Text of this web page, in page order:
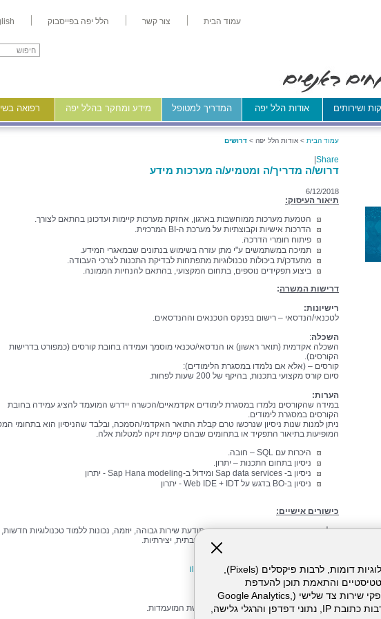
אתר זה עושה שימוש בקבצי עוגיות (Cookies) ובטכנולוגיות דומות, לרבות פיקסלים (Pixels),
והתאמת תוכן להעדפת
המשתמש. חלק מהעוגיות והפיקסלים מופעלים ע"י ספקי שירות צד שלישי (Google Analytics,
Meta Pixel וכו'), שעשויים לעבד מידע שאינו מזהה לרבות כתובת IP, נתוני דפדפן והרגלי גלישה,
עמוד הבית צור קשר הלל יפה בפייסבוק
ושירותים אודות הלל יפה המדריך למטופל מידע ומחקר בהלל יפה רפואה
עמוד הבית > אודות הלל יפה > דרושים
Share
דרוש/ה מדריך/ה ומטמיע/ה מערכות מידע
6/12/2018
תיאור העיסוק:
הטמעת מערכות ממוחשבות בארגון, אחזקת מערכות קיימות ועדכונן בהתאם לצורך.
הדרכות אישיות וקבוצתיות על מערכת ה-BI המרכזית.
פיתוח חומרי הדרכה.
תמיכה במשתמשים ע"י מתן עזרה בשימוש בנתונים שבמאגרי המידע.
מתעדכן/ת ביכולות טכנולוגיות מתפתחות לבדיקת התכנות לצרכי העבודה.
ביצוע תפקידים נוספים, בתחום המקצועי, בהתאם להנחיות הממונה.
דרישות המשרה:
רישיונות:
לטכנאי/הנדסאי – רישום בפנקס הטכנאים וההנדסאים.
השכלה:
השכלה אקדמית (תואר ראשון) או הנדסאי/טכנאי מוסמך ועמידה בחובת קורסים (כמפורט בדרישות
הקורסים).
קורסים – (אלא אם נלמדו במסגרת הלימודים):
סיום קורס מקצועי בתכנות, בהיקף של 200 שעות לפחות.
הערות:
במידה שהקורסים נלמדו במסגרת לימודים אקדמאיים/הכשרה יידרש המועמד להציג עמידה בחובת
הקורסים במסגרת לימודים.
ניתן למנות שנות ניסיון שנרכשו טרם קבלת התואר האקדמי/הסמכה, ובלבד שהניסיון הוא בתחומי
המופיעות בתיאור התפקיד או בתחומים שבהם קיימת זיקה למטלות אלה.
היכרות עם SQL – חובה.
ניסיון בתחום התכנות – יתרון.
ניסיון ב- Sap data services ומידול ב-Sap Hana modeling - יתרון
ניסיון ב-BO בדגש על Web IDE + IDT - יתרון
כישורים אישיים:
יכולת ניתוח ועיבוד נתונים, כושר הנחיה, תודעת שירות גבוהה, יוזמה, נכונות ללמוד טכנולוגיות חדשות,
עצמאות, יכולת לימוד עצמית, פתיחות מחשבתית, יצירתיות.
קו"ח נא לשלוח למייל:ilanitm@hymc.gov.il
טלפון: 04-6304226
בפנייה נא לציין את תחום העיסוק אליו מוגשת המועמדות.